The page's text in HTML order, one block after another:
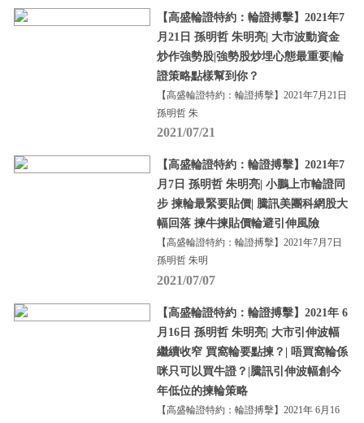
【高盛輪證特約：輪證搏擊】2021年7
月21日 孫明哲 朱明亮| 大市波動資金
炒作強勢股|強勢股炒埋心態最重要|輪
證策略點樣幫到你？
【高盛輪證特約：輪證搏擊】2021年7月21日
孫明哲 朱
2021/07/21
【高盛輪證特約：輪證搏擊】2021年7
月7日 孫明哲 朱明亮| 小鵬上市輪證同
步 揀輪最緊要貼價| 騰訊美團科網股大
幅回落 揀牛揀貼價輪避引伸風險
【高盛輪證特約：輪證搏擊】2021年7月7日
孫明哲 朱明
2021/07/07
【高盛輪證特約：輪證搏擊】2021年 6
月16日 孫明哲 朱明亮| 大市引伸波幅
繼續收窄 買窩輪要點揀？| 唔買窩輪係
咪只可以買牛證？|騰訊引伸波幅創今
年低位的揀輪策略
【高盛輪證特約：輪證搏擊】2021年 6月16